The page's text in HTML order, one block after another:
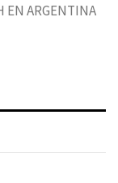
EN ARGENTINA